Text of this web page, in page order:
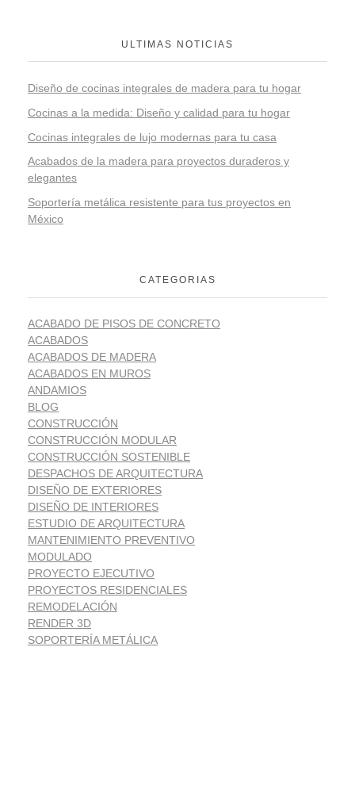
ULTIMAS NOTICIAS
Diseño de cocinas integrales de madera para tu hogar
Cocinas a la medida: Diseño y calidad para tu hogar
Cocinas integrales de lujo modernas para tu casa
Acabados de la madera para proyectos duraderos y
elegantes
Soportería metálica resistente para tus proyectos en
México
CATEGORIAS
ACABADO DE PISOS DE CONCRETO
ACABADOS
ACABADOS DE MADERA
ACABADOS EN MUROS
ANDAMIOS
BLOG
CONSTRUCCIÓN
CONSTRUCCIÓN MODULAR
CONSTRUCCIÓN SOSTENIBLE
DESPACHOS DE ARQUITECTURA
DISEÑO DE EXTERIORES
DISEÑO DE INTERIORES
ESTUDIO DE ARQUITECTURA
MANTENIMIENTO PREVENTIVO
MODULADO
PROYECTO EJECUTIVO
PROYECTOS RESIDENCIALES
REMODELACIÓN
RENDER 3D
SOPORTERÍA METÁLICA